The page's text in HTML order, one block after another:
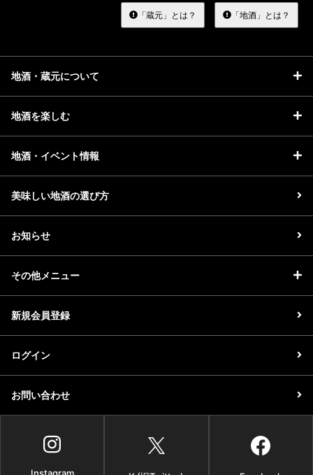
る
「蔵元」とは？ 「地酒」とは？
地酒・蔵元について
地酒を楽しむ
地酒・イベント情報
美味しい地酒の選び方
お知らせ
その他メニュー
新規会員登録
ログイン
お問い合わせ